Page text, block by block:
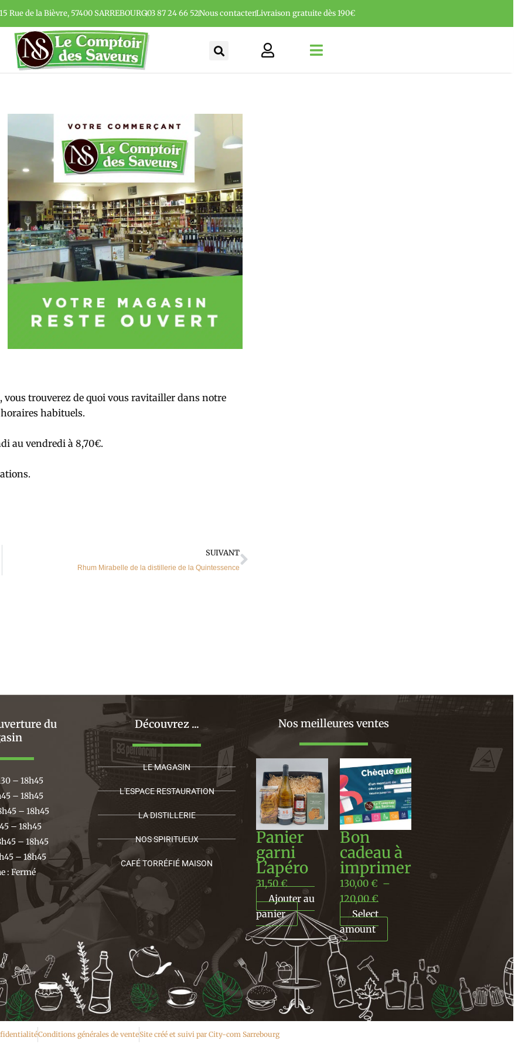
Rue de la Bièvre, 57400 SARREBOURG03 87 24 66 52Nous contacterLivraison gratuite dès 190€
vous trouverez de quoi vous ravitailler dans notre
habituels.
au vendredi à 8,70€.
SUIVANT
Rhum Mirabelle de la distillerie de la Quintessence
Suivant
du
– 18h45
– 18h45
– 18h45
– 18h45
– 18h45
– 18h45
: Fermé
Découvrez ...
LE MAGASIN
L'ESPACE RESTAURATION
LA DISTILLERIE
NOS SPIRITUEUX
CAFÉ TORRÉFIÉ MAISON
Nos meilleures ventes
Panier
garni
L’apéro
31,50€
Ajouter au
panier
Bon
cadeau à
imprimer
130,00 € –
120,00€
Plage
de
prix :
130,00 €
Select
amount
Conditions générales de venteSite créé et suivi par City-com Sarrebourg